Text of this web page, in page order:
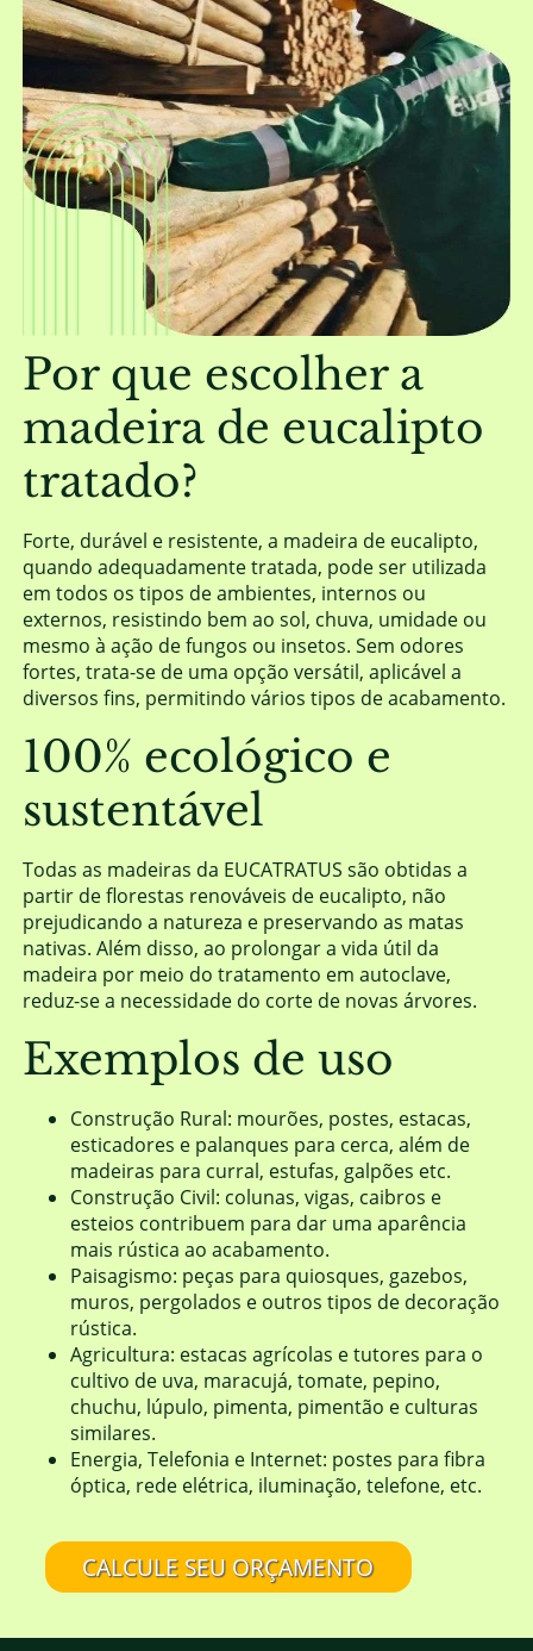
Por que escolher a
madeira de eucalipto
tratado?
Forte, durável e resistente, a madeira de eucalipto,
quando adequadamente tratada, pode ser utilizada
em todos os tipos de ambientes, internos ou
externos, resistindo bem ao sol, chuva, umidade ou
mesmo à ação de fungos ou insetos. Sem odores
fortes, trata-se de uma opção versátil, aplicável a
diversos fins, permitindo vários tipos de acabamento.
100% ecológico e
sustentável
Todas as madeiras da EUCATRATUS são obtidas a
partir de florestas renováveis de eucalipto, não
prejudicando a natureza e preservando as matas
nativas. Além disso, ao prolongar a vida útil da
madeira por meio do tratamento em autoclave,
reduz-se a necessidade do corte de novas árvores.
Exemplos de uso
Construção Rural: mourões, postes, estacas,
esticadores e palanques para cerca, além de
madeiras para curral, estufas, galpões etc.
Construção Civil: colunas, vigas, caibros e
esteios contribuem para dar uma aparência
mais rústica ao acabamento.
Paisagismo: peças para quiosques, gazebos,
muros, pergolados e outros tipos de decoração
rústica.
Agricultura: estacas agrícolas e tutores para o
cultivo de uva, maracujá, tomate, pepino,
chuchu, lúpulo, pimenta, pimentão e culturas
similares.
Energia, Telefonia e Internet: postes para fibra
óptica, rede elétrica, iluminação, telefone, etc.
CALCULE SEU ORÇAMENTO